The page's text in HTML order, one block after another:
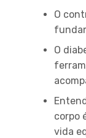
O
O
corpo
vida